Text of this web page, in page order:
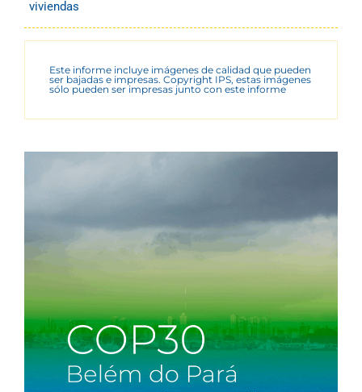
viviendas
Este informe incluye imágenes de calidad que pueden
ser bajadas e impresas. Copyright IPS, estas imágenes
sólo pueden ser impresas junto con este informe